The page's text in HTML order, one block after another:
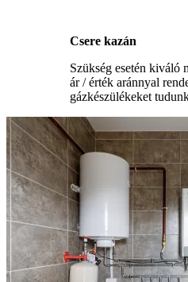
Csere kazán
Szükség esetén kiváló
ár / érték aránnyal
gázkészülékeket